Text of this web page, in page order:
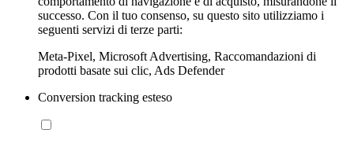
successo. Con il tuo consenso, su questo sito utilizziamo i
seguenti servizi di terze parti:
Meta-Pixel, Microsoft Advertising, Raccomandazioni di
prodotti basate sui clic, Ads Defender
Conversion tracking esteso